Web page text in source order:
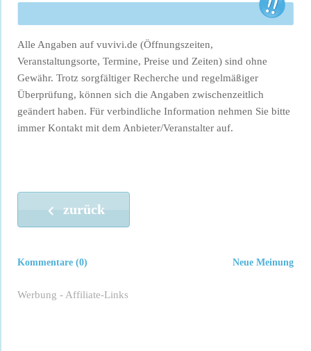
Alle Angaben auf vuvivi.de (Öffnungszeiten,
Veranstaltungsorte, Termine, Preise und Zeiten) sind ohne
Gewähr. Trotz sorgfältiger Recherche und regelmäßiger
Überprüfung, können sich die Angaben zwischenzeitlich
geändert haben. Für verbindliche Information nehmen Sie bitte
immer Kontakt mit dem Anbieter/Veranstalter auf.
zurück
Neue Meinung
Kommentare (0)
Werbung - Affiliate-Links